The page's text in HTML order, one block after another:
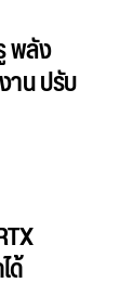
พลัง
าน ปรับ
ด้